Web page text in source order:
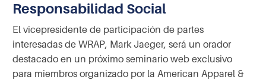
Responsabilidad Social
El vicepresidente de participación de partes
interesadas de WRAP, Mark Jaeger, será un orador
destacado en un próximo seminario web exclusivo
para miembros organizado por la American Apparel &